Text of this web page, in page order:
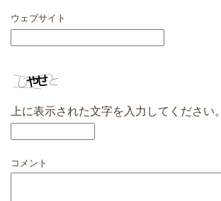
ウェブサイト
上に表示された文字を入力してください。
コメント